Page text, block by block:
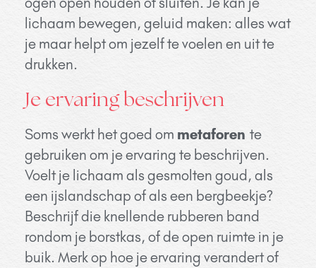
lichaam bewegen, geluid maken: alles wat
je maar helpt om jezelf te voelen en uit te
drukken.
Je ervaring beschrijven
Soms werkt het goed om metaforen te
gebruiken om je ervaring te beschrijven.
Voelt je lichaam als gesmolten goud, als
een ijslandschap of als een bergbeekje?
Beschrijf die knellende rubberen band
rondom je borstkas, of de open ruimte in je
buik. Merk op hoe je ervaring verandert of